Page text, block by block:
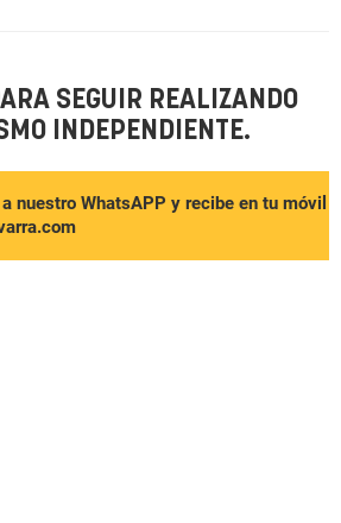
SEGUIR REALIZANDO
INDEPENDIENTE.
nuestro WhatsAPP y recibe en tu móvil